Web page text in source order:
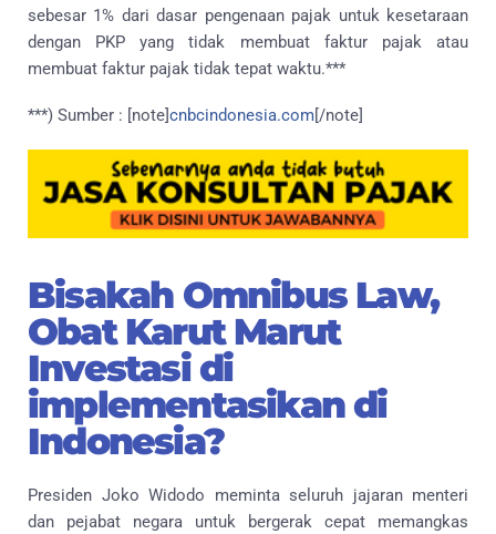
sebesar 1% dari dasar pengenaan pajak untuk kesetaraan
dengan PKP yang tidak membuat faktur pajak atau
membuat faktur pajak tidak tepat waktu.***
***) Sumber : [note]cnbcindonesia.com[/note]
Bisakah Omnibus Law,
Obat Karut Marut
Investasi di
implementasikan di
Indonesia?
Presiden Joko Widodo meminta seluruh jajaran menteri
dan pejabat negara untuk bergerak cepat memangkas